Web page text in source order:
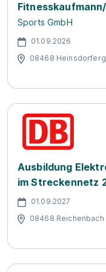
Sports GmbH
01.09.2026
08468
Ausbildung
im Streckennetz
01.09.2027
08468 Reichenbach